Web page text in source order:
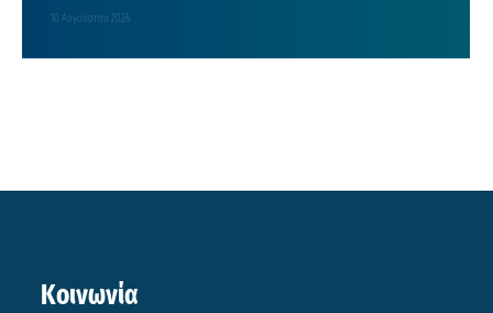
10 Αυγούστου 2026
Κοινωνία